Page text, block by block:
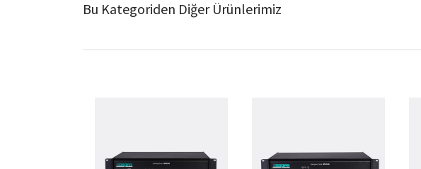
Bu Kategoriden Diğer Ürünlerimiz